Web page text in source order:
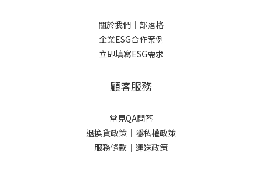
關於我們 ｜ 部落格
企業ESG合作案例
立即填寫ESG需求
顧客服務
常見QA問答
退換貨政策｜ 隱私權政策
服務條款｜ 運送政策